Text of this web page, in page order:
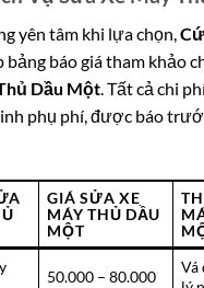
yên tâm khi lựa chọn,
bảng báo giá tham khảo
Dầu Một. Tất cả chi
phụ phí, được báo
GIÁ SỬA XE
MÁY THỦ DẦU
MỘT
50.000 – 80.000
Vá